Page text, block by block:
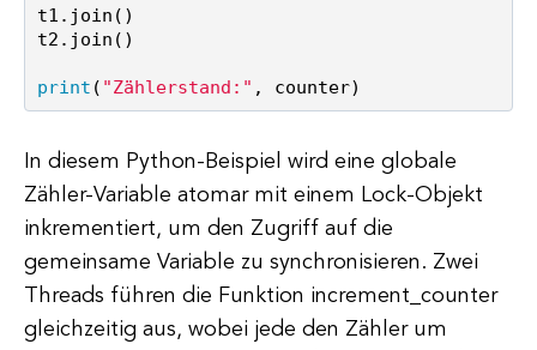
t1.join()
t2.join()
print ( "Zählerstand:"
In diesem Python-Beispiel wird eine globale
Zähler-Variable atomar mit einem Lock-Objekt
inkrementiert, um den Zugriff auf die
gemeinsame Variable zu synchronisieren. Zwei
Threads führen die Funktion increment_counter
gleichzeitig aus, wobei jede den Zähler um